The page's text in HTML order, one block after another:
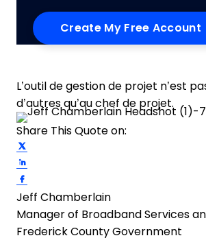
L’outil de gestion de projet n’est
d’autres qu’au chef de projet.
Share This Quote on:
Jeff Chamberlain
Manager of Broadband Services
Frederick County Government